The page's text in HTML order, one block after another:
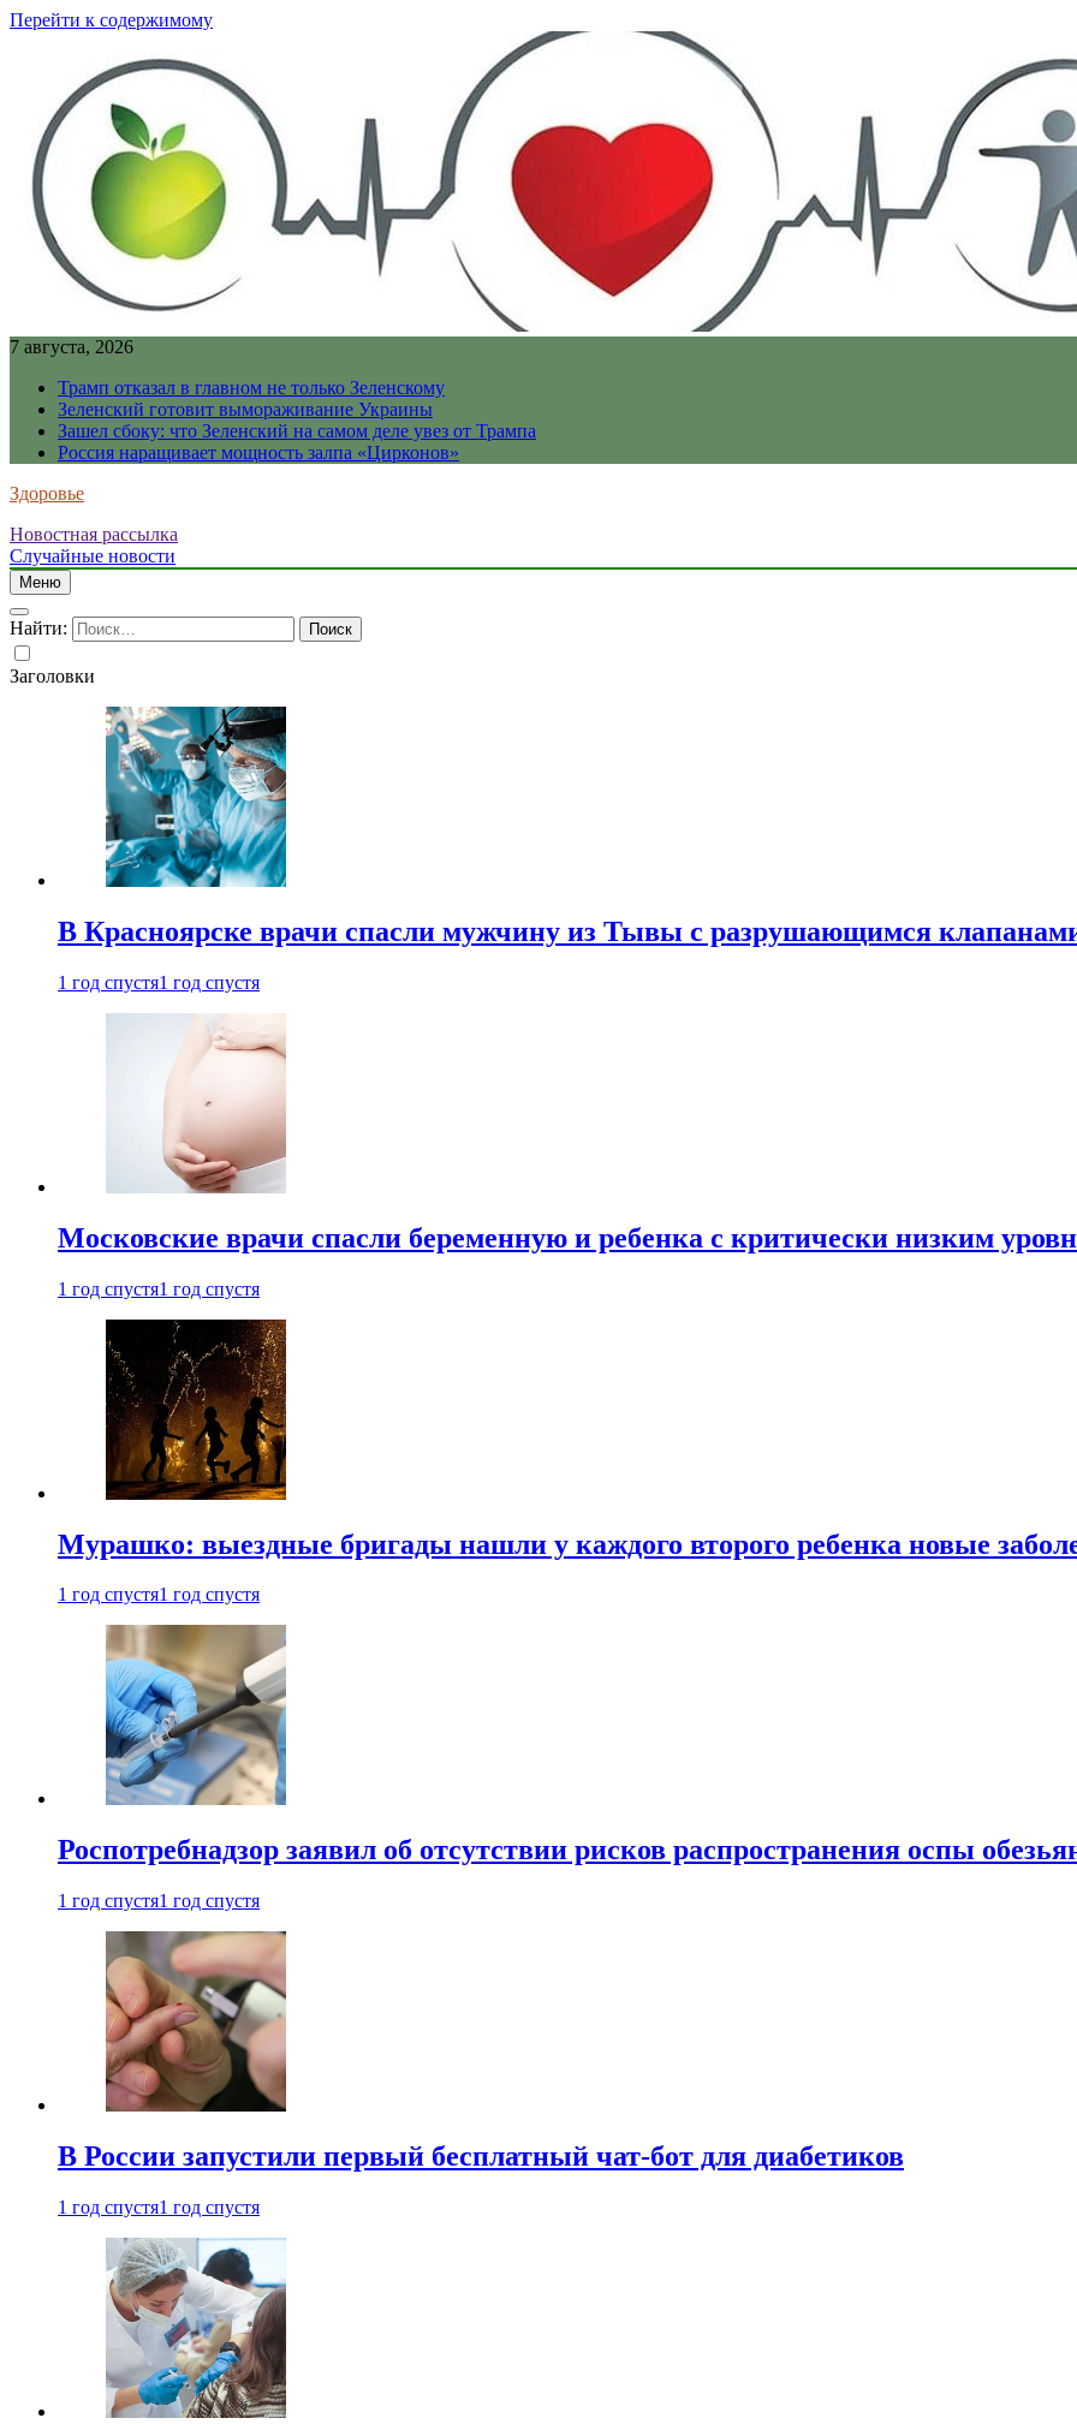
Перейти к содержимому
7 августа, 2026
Трамп отказал в главном не только Зеленскому
Зеленский готовит вымораживание Украины
Зашел сбоку: что Зеленский на самом деле увез от Трампа
Россия наращивает мощность залпа «Цирконов»
Здоровье
Новостная рассылка
Случайные новости
Меню
Найти:
Заголовки
В Красноярске врачи спасли мужчину из Тывы с разрушающимся
1 год спустя1 год спустя
Московские врачи спасли беременную и ребенка с критически низким
1 год спустя1 год спустя
Мурашко: выездные бригады нашли у каждого второго ребенка новые
1 год спустя1 год спустя
Роспотребнадзор заявил об отсутствии рисков распространения оспы
1 год спустя1 год спустя
В России запустили первый бесплатный чат-бот для диабетиков
1 год спустя1 год спустя